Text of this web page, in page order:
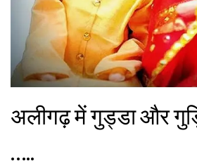
अलीगढ़ में गुड्डा और
…..